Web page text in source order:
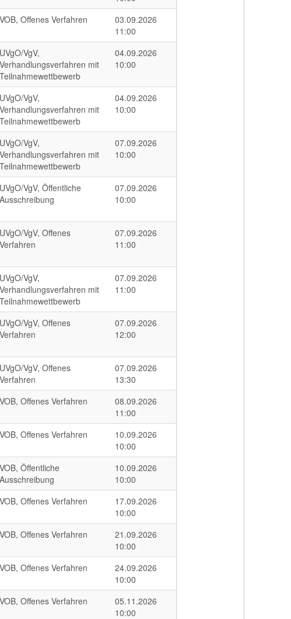
VOB, Offenes Verfahren
03.09.2026
11:00
UVgO/VgV,
Verhandlungsverfahren mit
Teilnahmewettbewerb
04.09.2026
10:00
UVgO/VgV,
Verhandlungsverfahren mit
Teilnahmewettbewerb
04.09.2026
10:00
UVgO/VgV,
Verhandlungsverfahren mit
Teilnahmewettbewerb
07.09.2026
10:00
UVgO/VgV, Öffentliche
Ausschreibung
07.09.2026
10:00
UVgO/VgV, Offenes
Verfahren
07.09.2026
11:00
UVgO/VgV,
Verhandlungsverfahren mit
Teilnahmewettbewerb
07.09.2026
11:00
UVgO/VgV, Offenes
Verfahren
07.09.2026
12:00
UVgO/VgV, Offenes
Verfahren
07.09.2026
13:30
VOB, Offenes Verfahren
08.09.2026
11:00
VOB, Offenes Verfahren
10.09.2026
10:00
VOB, Öffentliche
Ausschreibung
10.09.2026
10:00
VOB, Offenes Verfahren
17.09.2026
10:00
VOB, Offenes Verfahren
21.09.2026
10:00
VOB, Offenes Verfahren
24.09.2026
10:00
VOB, Offenes Verfahren
05.11.2026
10:00